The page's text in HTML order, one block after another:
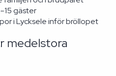
gäster
i Lycksele inför bröllopet
medelstora